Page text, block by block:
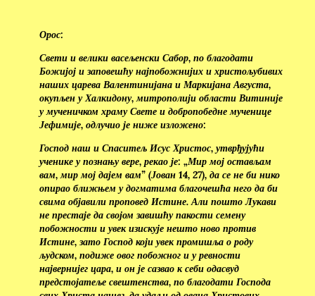
Орос:
Свети и велики васељенски Сабор, по благодати
Божијој и заповешћу најпобожнијих и христољубивих
наших царева Валентинијана и Маркијана Августа,
окупљен у Халкидону, митрополији области Витиније
у мученичком храму Свете и добропобедне мученице
Јефимије, одлучио је ниже изложено:
Господ наш и Спаситељ Исус Христос, утврђујући
ученике у познању вере, рекао је: „Мир мој остављам
вам, мир мој дајем вам” (Јован 14, 27), да се не би нико
опирао ближњем у догматима благочешћа него да би
свима објавили проповед Истине. Али пошто Лукави
не престаје да својом завишћу пакости семену
побожности и увек изискује нешто ново против
Истине, зато Господ који увек промишља о роду
људском, подиже овог побожног и у ревности
највернијег цара, и он је сазвао к себи одасвуд
предстојатеље свештенства, по благодати Господа